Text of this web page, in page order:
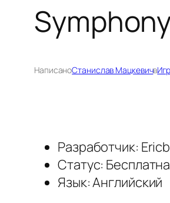
НаписаноСтанислав Мацкевичв
Разработчик:
Статус:
Язык: Английский